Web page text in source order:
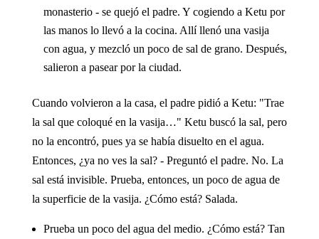
monasterio - se quejó el padre. Y cogiendo a Ketu por
las manos lo llevó a la cocina. Allí llenó una vasija
con agua, y mezcló un poco de sal de grano. Después,
salieron a pasear por la ciudad.
Cuando volvieron a la casa, el padre pidió a Ketu: "Trae
la sal que coloqué en la vasija…" Ketu buscó la sal, pero
no la encontró, pues ya se había disuelto en el agua.
Entonces, ¿ya no ves la sal? - Preguntó el padre. No. La
sal está invisible. Prueba, entonces, un poco de agua de
la superficie de la vasija. ¿Cómo está? Salada.
Prueba un poco del agua del medio. ¿Cómo está? Tan